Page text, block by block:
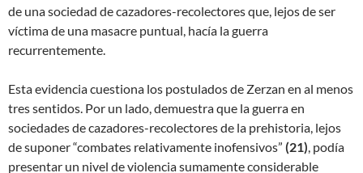
de una sociedad de cazadores-recolectores que, lejos de ser
víctima de una masacre puntual, hacía la guerra
recurrentemente.
Esta evidencia cuestiona los postulados de Zerzan en al menos
tres sentidos. Por un lado, demuestra que la guerra en
sociedades de cazadores-recolectores de la prehistoria, lejos
de suponer “combates relativamente inofensivos” (21), podía
presentar un nivel de violencia sumamente considerable